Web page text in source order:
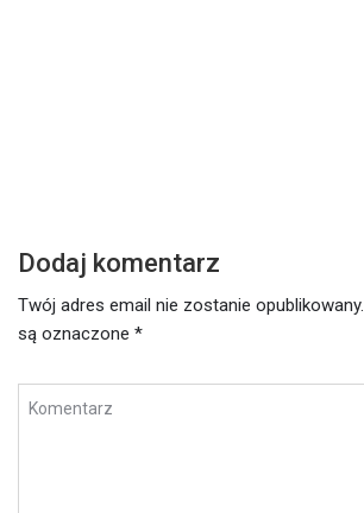
Dodaj komentarz
Twój adres email nie zostanie opublikowany.
są oznaczone *